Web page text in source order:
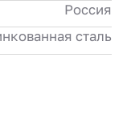
Россия
сталь